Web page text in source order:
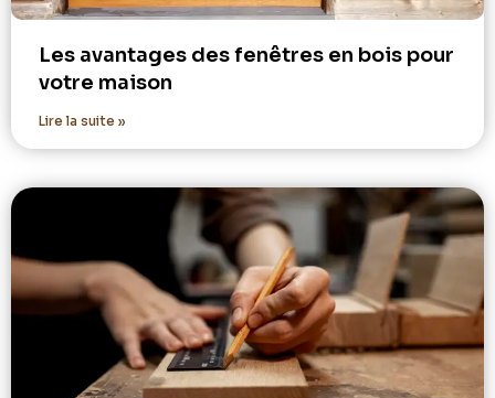
Les avantages des fenêtres en bois pour
votre maison
Lire la suite »